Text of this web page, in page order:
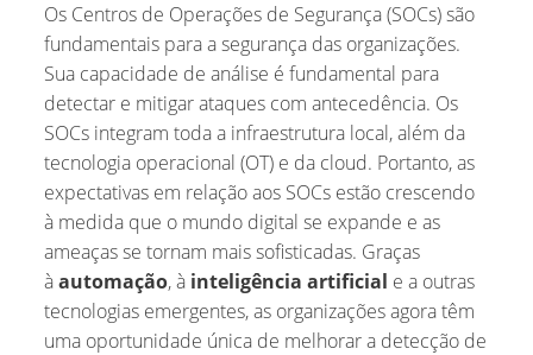
Os Centros de Operações de Segurança (SOCs) são
fundamentais para a segurança das organizações.
Sua capacidade de análise é fundamental para
detectar e mitigar ataques com antecedência. Os
SOCs integram toda a infraestrutura local, além da
tecnologia operacional (OT) e da cloud. Portanto, as
expectativas em relação aos SOCs estão crescendo
à medida que o mundo digital se expande e as
ameaças se tornam mais sofisticadas. Graças
àautomação, à inteligência artificial e a outras
tecnologias emergentes, as organizações agora têm
uma oportunidade única de melhorar a detecção de